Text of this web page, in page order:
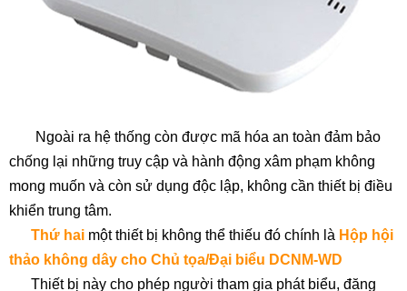
Ngoài ra hệ thống còn được mã hóa an toàn đảm bảo
chống lại những truy cập và hành động xâm phạm không
mong muốn và còn sử dụng độc lập, không cần thiết bị điều
khiển trung tâm.
Thứ hai một thiết bị không thể thiếu đó chính là Hộp hội
thảo không dây cho Chủ tọa/Đại biểu DCNM-WD
Thiết bị này cho phép người tham gia phát biểu, đăng